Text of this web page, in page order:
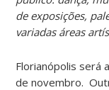
de exposições,
variadas áreas
Florianópolis será
de novembro.